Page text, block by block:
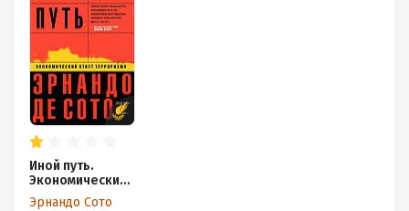
Иной путь.
Экономический
ответ
Эрнандо Сото